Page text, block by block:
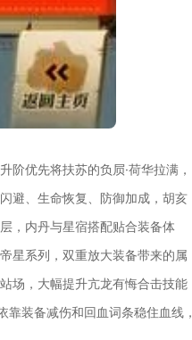
优先将扶苏的负屃·荷华拉满，
避、生命恢复、防御加成，胡亥
，内丹与星宿搭配贴合装备体
星系列，双重放大装备带来的属
场，大幅提升亢龙有悔合击技能
装备减伤和回血词条稳住血线，